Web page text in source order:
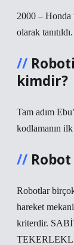
2000 – Honda
olarak tanıtıldı.
kimdir?
Tam adım
kodlamanın
Robotlar
hareket
kriterdir.